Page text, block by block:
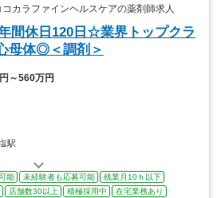
カラファインヘルスケアの薬剤師求人
間休日120日☆業界トップクラ
母体◎＜調剤＞
～560万円
駅
能 未経験者も応募可能
残業月10ｈ以下
店舗数30以上 積極採用中
在宅業務あり